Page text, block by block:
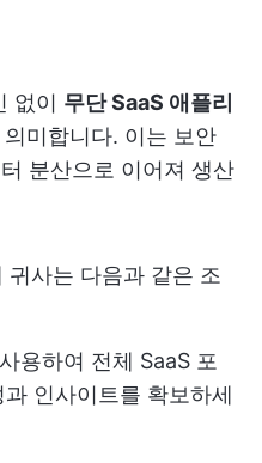
없이 무단 SaaS 애플리
미합니다. 이는 보안
분산으로 이어져 생산
귀사는 다음과 같은 조
용하여 전체 SaaS 포
인사이트를 확보하세